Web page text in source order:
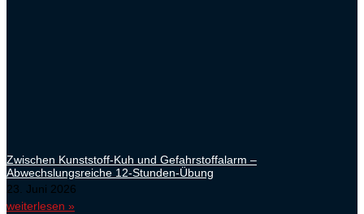
Zwischen Kunststoff-Kuh und Gefahrstoffalarm –
Abwechslungsreiche 12-Stunden-Übung
23. Juni 2026
weiterlesen »